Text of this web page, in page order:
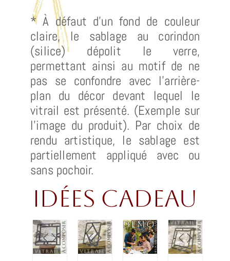
* À défaut d’un fond de couleur
claire, le sablage au corindon
(silice) dépolit le verre,
permettant ainsi au motif de ne
pas se confondre avec l’arrière-
plan du décor devant lequel le
vitrail est présenté. (Exemple sur
l’image du produit). Par choix de
rendu artistique, le sablage est
partiellement appliqué avec ou
sans pochoir.
idées cadeau